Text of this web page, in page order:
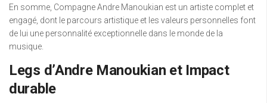
En somme, Compagne Andre Manoukian est un artiste complet et
engagé, dont le parcours artistique et les valeurs personnelles font
de lui une personnalité exceptionnelle dans le monde de la
musique.
Legs d’Andre Manoukian et Impact
durable